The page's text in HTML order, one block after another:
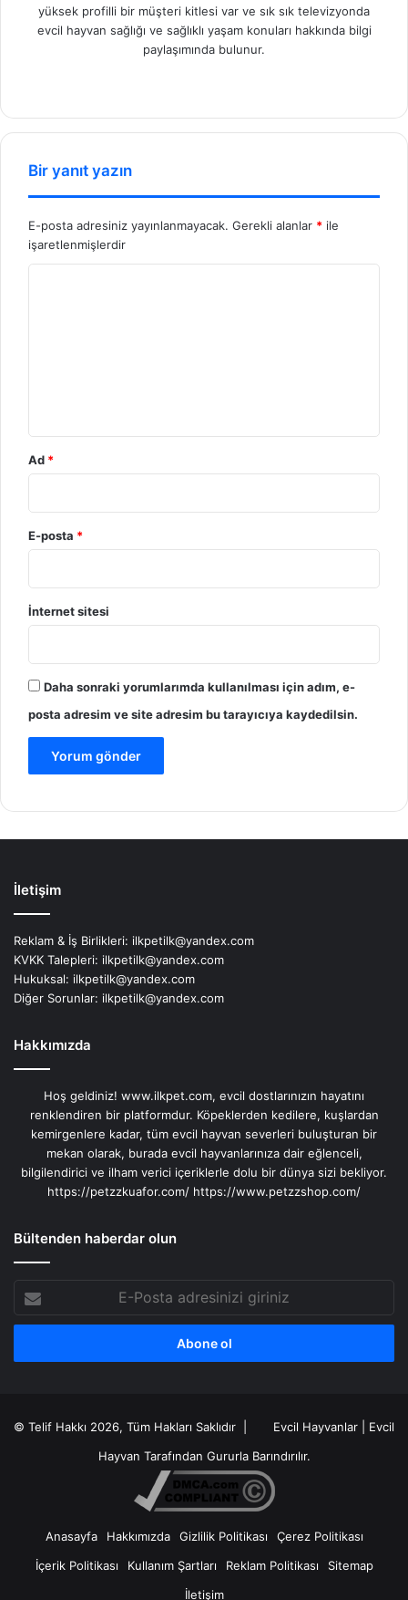
yüksek profilli bir müşteri kitlesi var ve sık sık televizyonda
evcil hayvan sağlığı ve sağlıklı yaşam konuları hakkında bilgi
paylaşımında bulunur.
sit
Bir yanıt yazın
E-posta adresiniz yayınlanmayacak. Gerekli alanlar * ile
işaretlenmişlerdir
Ad *
E-posta *
İnternet sitesi
Daha sonraki yorumlarımda kullanılması için adım, e-
posta adresim ve site adresim bu tarayıcıya kaydedilsin.
İletişim
Reklam & İş Birlikleri: ilkpetilk@yandex.com
KVKK Talepleri: ilkpetilk@yandex.com
Hukuksal: ilkpetilk@yandex.com
Diğer Sorunlar: ilkpetilk@yandex.com
Hakkımızda
Hoş geldiniz! www.ilkpet.com, evcil dostlarınızın hayatını
renklendiren bir platformdur. Köpeklerden kedilere, kuşlardan
kemirgenlere kadar, tüm evcil hayvan severleri buluşturan bir
mekan olarak, burada evcil hayvanlarınıza dair eğlenceli,
bilgilendirici ve ilham verici içeriklerle dolu bir dünya sizi bekliyor.
https://petzzkuafor.com/ https://www.petzzshop.com/
Bültenden haberdar olun
Posta
adresinizi
© Telif Hakkı 2026, Tüm Hakları Saklıdır | Evcil Hayvanlar
Evcil
Hayvan Tarafından Gururla Barındırılır.
Anasayfa Hakkımızda Gizlilik Politikası
Çerez Politikası
İçerik Politikası
Kullanım Şartları Reklam Politikası
Sitemap
İletişim